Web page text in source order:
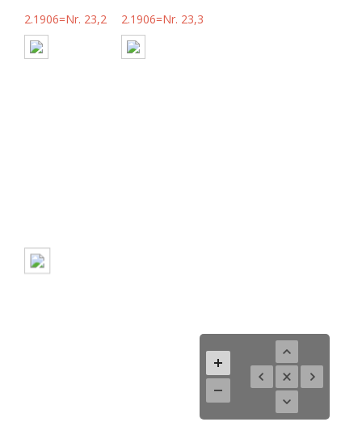
2.1906=Nr. 23,2 2.1906=Nr. 23,3